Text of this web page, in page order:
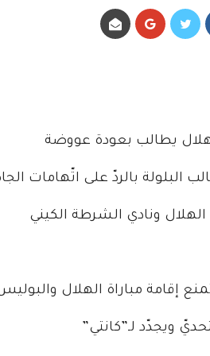
يطالب بعودة عووضة
البلولة بالردّ على اتّهامات
ونادي الشرطة الكيني
إقامة مباراة الهلال
ويجدّد لـ”كانتي”